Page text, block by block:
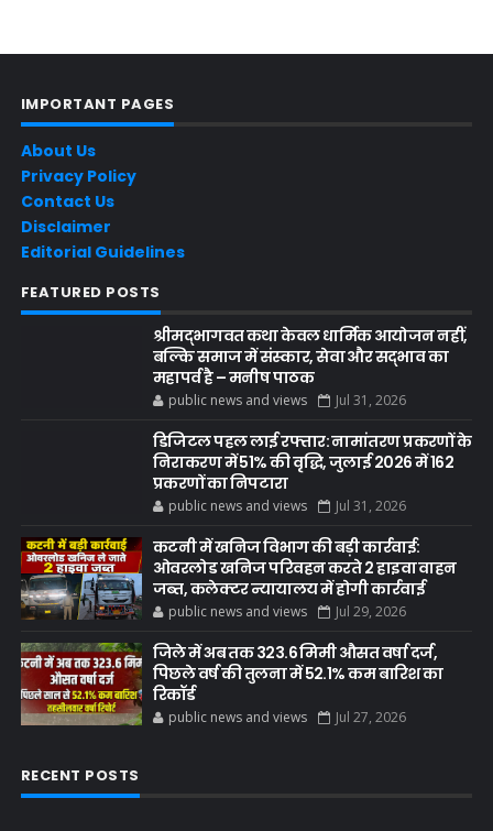
IMPORTANT PAGES
About Us
Privacy Policy
Contact Us
Disclaimer
Editorial Guidelines
FEATURED POSTS
श्रीमद्भागवत कथा केवल धार्मिक आयोजन नहीं,
बल्कि समाज में संस्कार, सेवा और सद्भाव का
महापर्व है – मनीष पाठक
public news and views Jul 31, 2026
डिजिटल पहल लाई रफ्तार: नामांतरण प्रकरणों के
निराकरण में 51% की वृद्धि, जुलाई 2026 में 162
प्रकरणों का निपटारा
public news and views Jul 31, 2026
कटनी में खनिज विभाग की बड़ी कार्रवाई:
ओवरलोड खनिज परिवहन करते 2 हाइवा वाहन
जब्त, कलेक्टर न्यायालय में होगी कार्रवाई
public news and views Jul 29, 2026
जिले में अब तक 323.6 मिमी औसत वर्षा दर्ज,
पिछले वर्ष की तुलना में 52.1% कम बारिश का
रिकॉर्ड
public news and views Jul 27, 2026
RECENT POSTS